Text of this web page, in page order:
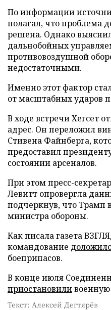
По информации
полагал, что проблема
решена. Однако
дальнобойных
противовоздушной
недостаточными.
Именно этот фактор
от масштабных ударов
В ходе встречи Хегсет
адрес. Он переложил
Стивена Файнберга,
предоставил
состоянии арсеналов.
При этом пресс-
Левитт опровергла
подчеркнув, что Трамп
министра обороны.
Как писала газета
командование
боеприпасов.
В конце июля
приостановили
Текст: Алексей Дегтярёв